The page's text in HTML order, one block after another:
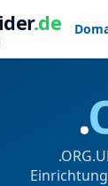
.de
.